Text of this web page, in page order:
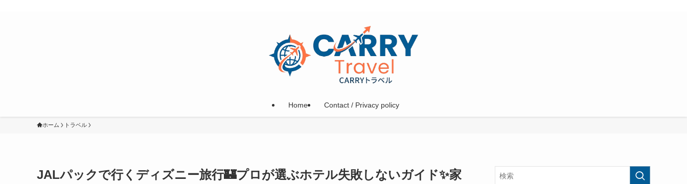
Home Contact / Privacy policy
ホーム トラベル
JALパックで行くディズニー旅行🏰プロが選ぶホテル失敗しないガイド✨家